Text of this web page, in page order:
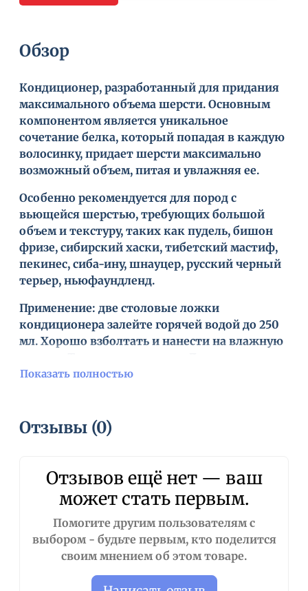
Обзор
Кондиционер, разработанный для придания
максимального объема шерсти. Основным
компонентом является уникальное
сочетание белка, который попадая в каждую
волосинку, придает шерсти максимально
возможный объем, питая и увлажняя ее.
Особенно рекомендуется для пород с
вьющейся шерстью, требующих большой
объем и текстуру, таких как пудель, бишон
фризе, сибирский хаски, тибетский мастиф,
пекинес, сиба-ину, шнауцер, русский черный
терьер, ньюфаундленд.
Применение: две столовые ложки
кондиционера залейте горячей водой до 250
мл. Хорошо взболтать и нанести на влажную
наилучших результатов, оставьте на 5-10
Для очень поврежденной или сухой шерсти,
использовать в неразбавленном виде.
Показать полностью
Отзывы (0)
Отзывов ещё нет — ваш
может стать первым.
Помогите другим пользователям с
выбором - будьте первым, кто поделится
своим мнением об этом товаре.